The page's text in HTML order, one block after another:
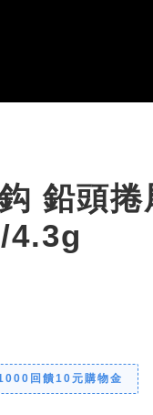
鉛頭
4.3g
回饋10元購物金